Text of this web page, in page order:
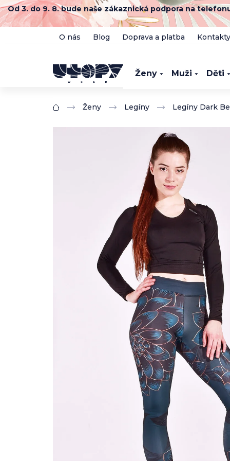
Přejít
na
obsah
Od 3. do 9. 8. bude naše zákaznická podpora na
O nás Blog Doprava a platba Kontakty
Ženy Muži Děti
Domů Ženy Legíny Legíny Dark